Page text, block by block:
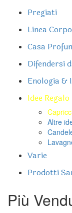
Pregiati
Linea
Casa
Difendersi
Enologia
Idee Regalo
Altre
Varie
Prodotti
Più